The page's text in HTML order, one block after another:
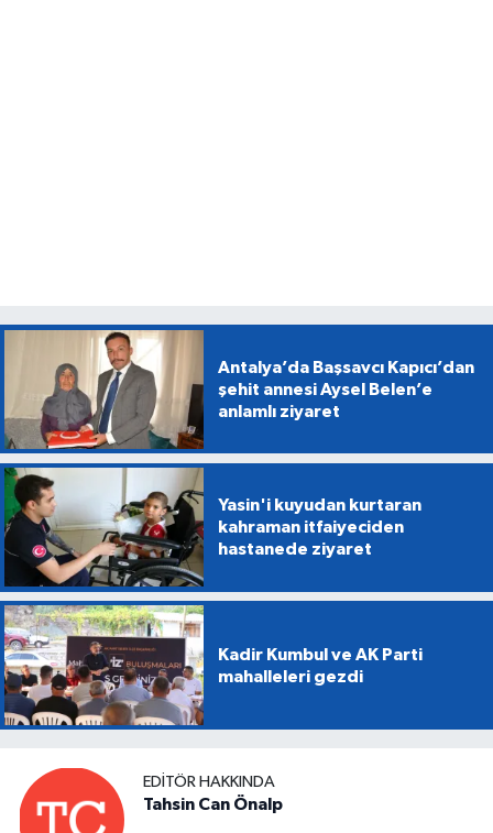
Antalya’da Başsavcı Kapıcı’dan
şehit annesi Aysel Belen’e
anlamlı ziyaret
Yasin'i kuyudan kurtaran
kahraman itfaiyeciden
hastanede ziyaret
Kadir Kumbul ve AK Parti
mahalleleri gezdi
EDITÖR HAKKINDA
Tahsin Can Önalp